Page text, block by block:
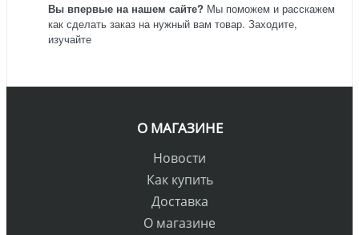
Вы впервые на нашем сайте? Мы поможем и расскажем
как сделать заказ на нужный вам товар. Заходите,
изучайте
О МАГАЗИНЕ
Новости
Как купить
Доставка
О магазине